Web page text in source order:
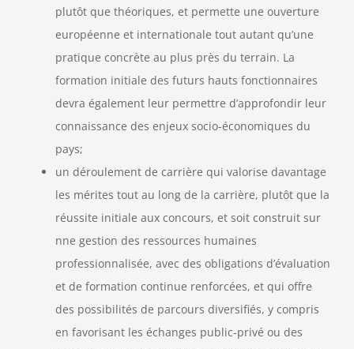
plutôt que théoriques, et permette une ouverture
européenne et internationale tout autant qu’une
pratique concrète au plus près du terrain. La
formation initiale des futurs hauts fonctionnaires
devra également leur permettre d’approfondir leur
connaissance des enjeux socio-économiques du
pays;
un déroulement de carrière qui valorise davantage
les mérites tout au long de la carrière, plutôt que la
réussite initiale aux concours, et soit construit sur
nne gestion des ressources humaines
professionnalisée, avec des obligations d’évaluation
et de formation continue renforcées, et qui offre
des possibilités de parcours diversifiés, y compris
en favorisant les échanges public-privé ou des